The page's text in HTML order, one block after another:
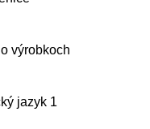
výrobkoch
jazyk 1